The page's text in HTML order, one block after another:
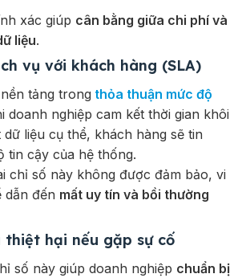
xác giúp cân bằng giữa chi phí và
liệu.
vụ với khách hàng (SLA)
nền tảng trong thỏa thuận mức độ
doanh nghiệp cam kết thời gian khôi
liệu cụ thể, khách hàng sẽ tin
tin cậy của hệ thống.
chỉ số này không được đảm bảo, vi
dẫn đến mất uy tín và bồi thường
thiệt hại nếu gặp sự cố
số này giúp doanh nghiệp chuẩn bị